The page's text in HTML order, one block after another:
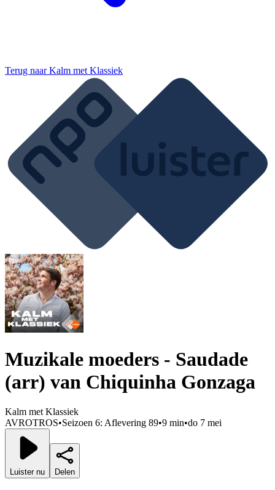
Terug naarKalm met Klassiek
Muzikale moeders - Saudade
(arr) van Chiquinha Gonzaga
Kalm met Klassiek
AVROTROS•Seizoen 6: Aflevering 89•9 min•do 7 mei
Luister nu Delen